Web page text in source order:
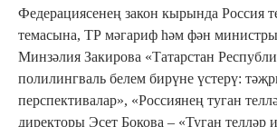
Федерациясенең закон кырында Россия
темасына, ТР мәгариф һәм фән
Минзәлия Закирова «Татарстан
полилингваль белем бирүне үстерү:
перспективалар», «Россиянең туган
директоры Эсет Бокова – «Туган телләр